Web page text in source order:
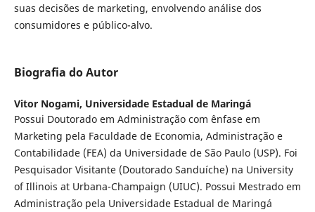
suas decisões de marketing, envolvendo análise dos
consumidores e público-alvo.
Biografia do Autor
Vitor Nogami, Universidade Estadual de Maringá
Possui Doutorado em Administração com ênfase em
Marketing pela Faculdade de Economia, Administração e
Contabilidade (FEA) da Universidade de São Paulo (USP). Foi
Pesquisador Visitante (Doutorado Sanduíche) na University
of Illinois at Urbana-Champaign (UIUC). Possui Mestrado em
Administração pela Universidade Estadual de Maringá